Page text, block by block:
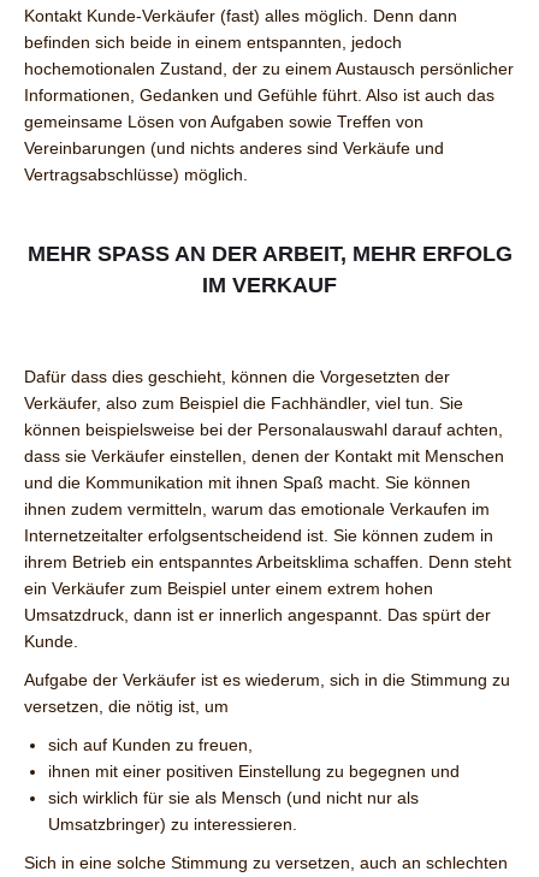
Kontakt Kunde-Verkäufer (fast) alles möglich. Denn dann
befinden sich beide in einem entspannten, jedoch
hochemotionalen Zustand, der zu einem Austausch persönlicher
Informationen, Gedanken und Gefühle führt. Also ist auch das
gemeinsame Lösen von Aufgaben sowie Treffen von
Vereinbarungen (und nichts anderes sind Verkäufe und
Vertragsabschlüsse) möglich.
MEHR SPASS AN DER ARBEIT, MEHR ERFOLG I
M VERKAUF
Dafür dass dies geschieht, können die Vorgesetzten der
Verkäufer, also zum Beispiel die Fachhändler, viel tun. Sie
können beispielsweise bei der Personalauswahl darauf achten,
dass sie Verkäufer einstellen, denen der Kontakt mit Menschen
und die Kommunikation mit ihnen Spaß macht. Sie können
ihnen zudem vermitteln, warum das emotionale Verkaufen im
Internetzeitalter erfolgsentscheidend ist. Sie können zudem in
ihrem Betrieb ein entspanntes Arbeitsklima schaffen. Denn steht
ein Verkäufer zum Beispiel unter einem extrem hohen
Umsatzdruck, dann ist er innerlich angespannt. Das spürt der
Kunde.
Aufgabe der Verkäufer ist es wiederum, sich in die Stimmung zu
versetzen, die nötig ist, um
sich auf Kunden zu freuen,
ihnen mit einer positiven Einstellung zu begegnen und
sich wirklich für sie als Mensch (und nicht nur als
Umsatzbringer) zu interessieren.
Sich in eine solche Stimmung zu versetzen, auch an schlechten